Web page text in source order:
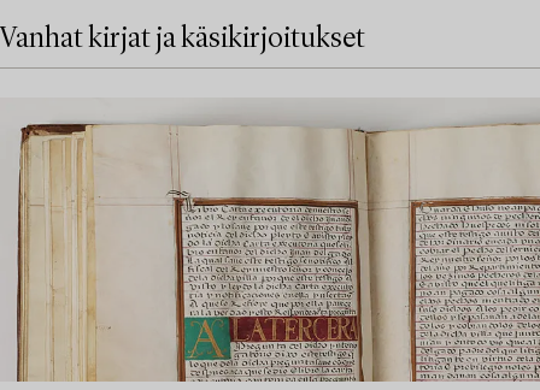
Vanhat kirjat ja käsikirjoitukset